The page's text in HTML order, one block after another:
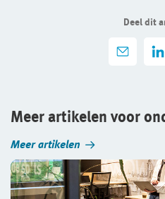
Deel dit
Meer artikelen voor
Meer artikelen